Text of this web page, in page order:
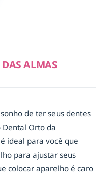
DAS ALMAS
de ter seus dentes
Dental Orto da
ideal para você que
para ajustar seus
colocar aparelho é caro